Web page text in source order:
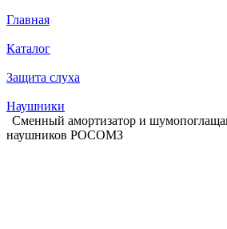
Главная
Каталог
Защита слуха
Наушники
Сменный амортизатор и
наушников РОСОМЗ